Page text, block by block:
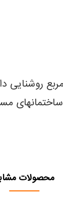
مسکونی،
محصولات